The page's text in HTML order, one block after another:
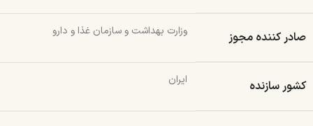
صادر کننده مجوز وزارت بهداشت و سازمان غذا و دارو
کشور سازنده ایران